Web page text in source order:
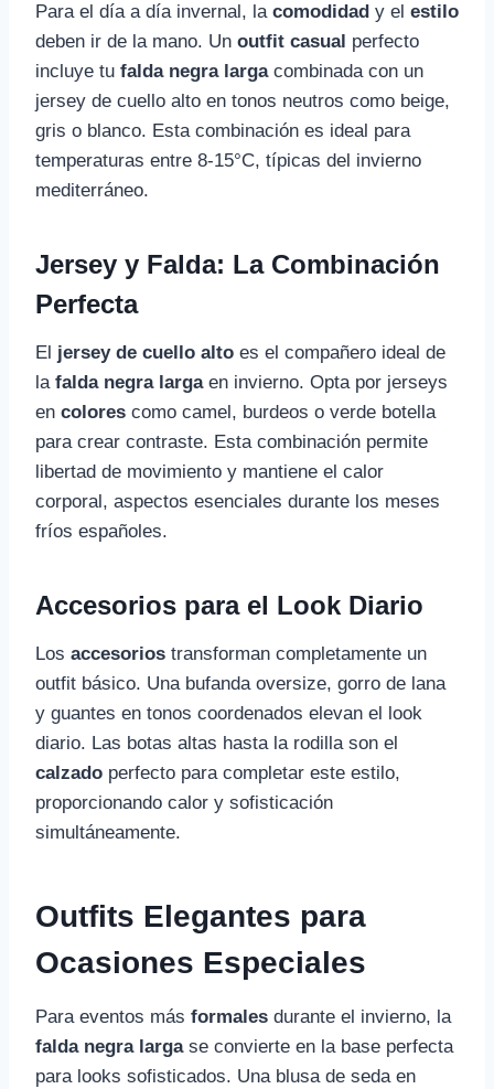
Para el día a día invernal, la comodidad y el estilo
deben ir de la mano. Un outfit casual perfecto
incluye tu falda negra largacombinada con un
jersey de cuello alto en tonos neutros como beige,
gris o blanco. Esta combinación es ideal para
temperaturas entre 8-15°C, típicas del invierno
mediterráneo.
Jersey y Falda: La Combinación
Perfecta
El jersey de cuello alto es el compañero ideal de
la falda negra largaen invierno. Opta por jerseys
en colores como camel, burdeos o verde botella
para crear contraste. Esta combinación permite
libertad de movimiento y mantiene el calor
corporal, aspectos esenciales durante los meses
fríos españoles.
Accesorios para el Look Diario
Los accesorios transforman completamente un
outfit básico. Una bufanda oversize, gorro de lana
y guantes en tonos coordenados elevan el look
diario. Las botas altas hasta la rodilla son el
calzado perfecto para completar este estilo,
proporcionando calor y sofisticación
simultáneamente.
Outfits Elegantes para
Ocasiones Especiales
Para eventos más formales durante el invierno, la
falda negra largase convierte en la base perfecta
para looks sofisticados. Una blusa de seda en